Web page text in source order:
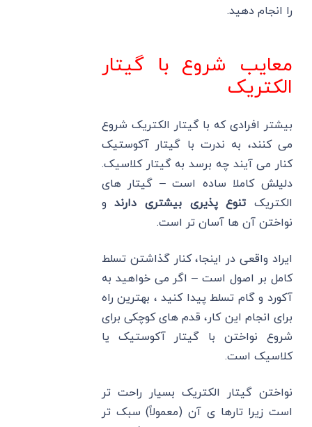
را انجام دهید.
معایب شروع با گیتار
الکتریک
بیشتر افرادی که با گیتار الکتریک شروع
می کنند، به ندرت با گیتار آکوستیک
کنار می آیند چه برسد به گیتار کلاسیک.
دلیلش کاملا ساده است – گیتار های
الکتریک تنوع پذیری بیشتری دارند و
نواختن آن ها آسان تر است.
ایراد واقعی در اینجا، کنار گذاشتن تسلط
کامل بر اصول است – اگر می خواهید به
آکورد و گام تسلط پیدا کنید ، بهترین راه
برای انجام این کار، قدم های کوچکی برای
شروع نواختن با گیتار آکوستیک یا
کلاسیک است.
نواختن گیتار الکتریک بسیار راحت تر
است زیرا تارها ی آن (معمولاً) سبک تر